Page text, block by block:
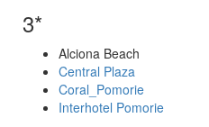
3*
Alciona Beach
Central Plaza
Coral_Pomorie
Interhotel Pomorie